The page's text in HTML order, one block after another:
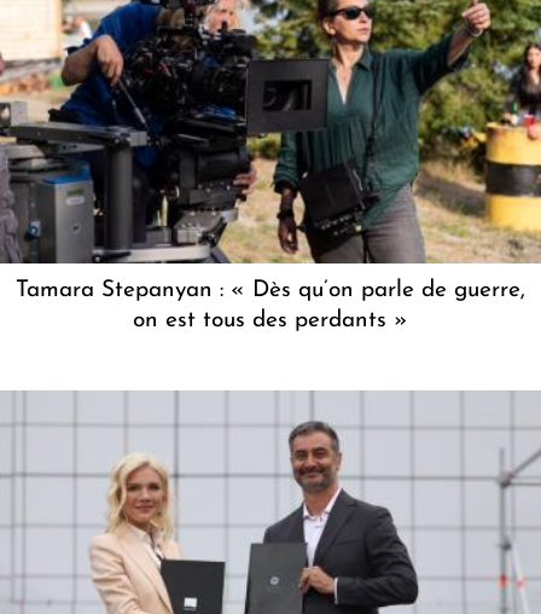
Tamara Stepanyan : « Dès qu’on parle de guerre,
on est tous des perdants »